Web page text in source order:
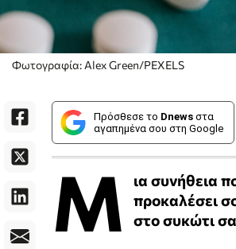
Φωτογραφία: Alex Green/PEXELS
Πρόσθεσε το Dnews στα
αγαπημένα σου στη Google
Μ
ια συνήθεια
προκαλέσει
στο συκώτι